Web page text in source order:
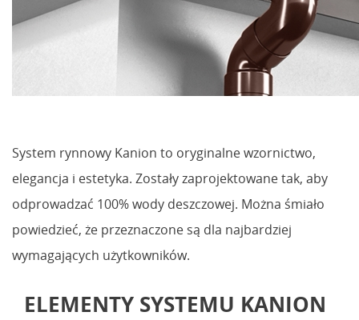
System rynnowy Kanion to oryginalne wzornictwo,
elegancja i estetyka. Zostały zaprojektowane tak, aby
odprowadzać 100% wody deszczowej. Można śmiało
powiedzieć, że przeznaczone są dla najbardziej
wymagających użytkowników.
ELEMENTY SYSTEMU KANION